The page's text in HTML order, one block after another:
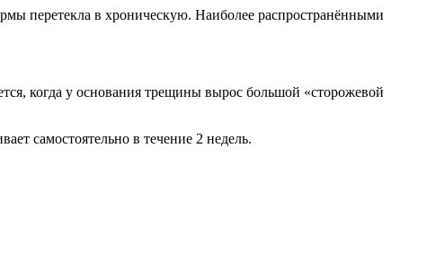
перетекла в хроническую. Наиболее распространёнными
когда у основания трещины вырос большой «сторожевой
самостоятельно в течение 2 недель.